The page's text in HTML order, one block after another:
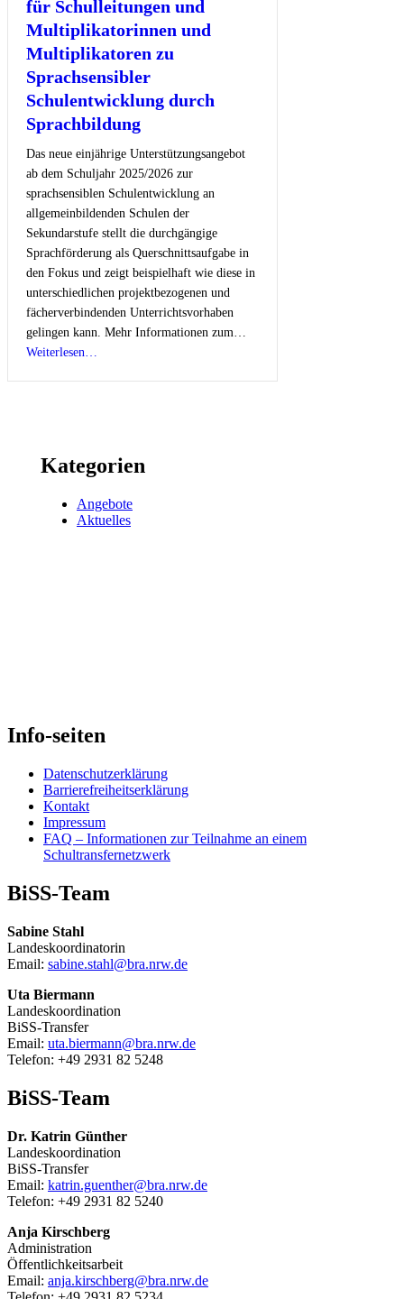
für Schulleitungen und
Multiplikatorinnen und
Multiplikatoren zu
Sprachsensibler
Schulentwicklung durch
Sprachbildung
Das neue einjährige Unterstützungsangebot
ab dem Schuljahr 2025/2026 zur
sprachsensiblen Schulentwicklung an
allgemeinbildenden Schulen der
Sekundarstufe stellt die durchgängige
Sprachförderung als Querschnittsaufgabe in
den Fokus und zeigt beispielhaft wie diese in
unterschiedlichen pro­jektbezogenen und
fächerverbindenden Unterrichtsvorhaben
gelingen kann. Mehr Informationen zum…
Weiterlesen
und
zu
Sprachsensibler
…
Kategorien
Angebote
Aktuelles
Info-seiten
Datenschutzerklärung
Barrierefreiheitserklärung
Kontakt
Impressum
FAQ – Informationen zur Teilnahme an einem
Schultransfernetzwerk
BiSS-Team
Sabine Stahl
Landeskoordinatorin
Email: sabine.stahl@bra.nrw.de
Uta Biermann
Landeskoordination
BiSS-Transfer
Email: uta.biermann@bra.nrw.de
Telefon: +49 2931 82 5248
BiSS-Team
Dr. Katrin Günther
Landeskoordination
BiSS-Transfer
Email: katrin.guenther@bra.nrw.de
Telefon: +49 2931 82 5240
Anja Kirschberg
Administration
Öffentlichkeitsarbeit
Email: anja.kirschberg@bra.nrw.de